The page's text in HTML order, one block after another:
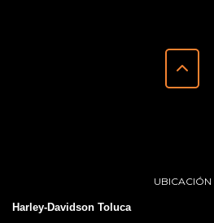
UBICACIÓN
Harley-Davidson Toluca